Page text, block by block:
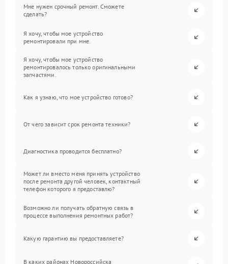
Мне нужен срочный ремонт. Сможете
сделать?
Я хочу, чтобы мое устройство
ремонтировали при мне.
Я хочу, чтобы мое устройство
ремонтировалось только оригинальными
запчастями.
Как я узнаю, что мое устройство готово?
От чего зависит срок ремонта техники?
Диагностика проводится бесплатно?
Может ли вместо меня принять устройство
после ремонта другой человек, контактный
телефон которого я предоставлю?
Возможно ли получать обратную связь в
процессе выполнения ремонтных работ?
Какую гарантию вы предоставляете?
В каких районах Новороссийска